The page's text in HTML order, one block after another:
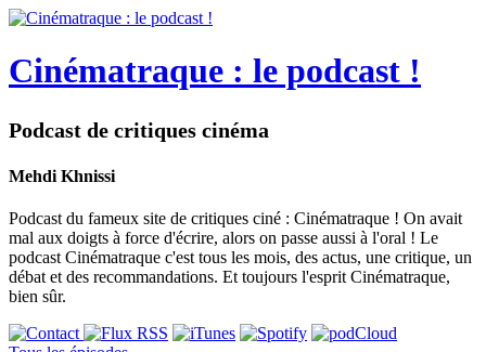
Cinématraque : le podcast !
Podcast de critiques cinéma
Mehdi Khnissi
Podcast du fameux site de critiques ciné : Cinématraque ! On avait
mal aux doigts à force d'écrire, alors on passe aussi à l'oral ! Le
podcast Cinématraque c'est tous les mois, des actus, une critique, un
débat et des recommandations. Et toujours l'esprit Cinématraque,
bien sûr.